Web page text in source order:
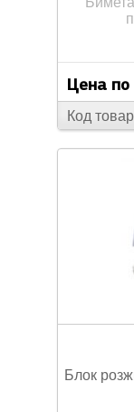
Цена по
Код
Блок